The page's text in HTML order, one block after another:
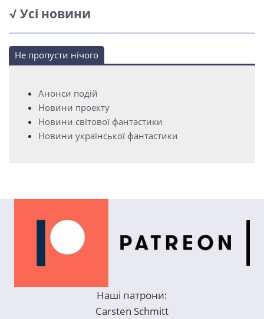
√ Усі новини
Не пропусти нічого
Анонси подій
Новини проекту
Новини світової фантастики
Новини української фантастики
Наші патрони:
Carsten Schmitt